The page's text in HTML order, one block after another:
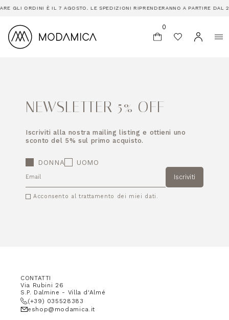
GLI ORDINI È IL 7 AGOSTO. LE SPEDIZIONI RIPRENDERANNO A PARTIRE DAL
0
NEWSLETTER 5% OFF
Iscriviti alla nostra mailing listing e ottieni uno
sconto del 5% sul primo acquisto.
DONNA UOMO
EMAIL Iscriviti
Acconsento al trattamento dei miei dati.
CONTATTI
Via Rubini 26
S.P. Dalmine - Villa d'Almé
(+39) 035528383
eshop@modamica.it